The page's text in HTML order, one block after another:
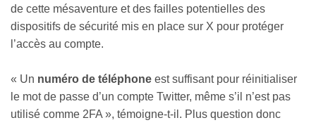
de cette mésaventure et des failles potentielles des
dispositifs de sécurité mis en place sur X pour protéger
l’accès au compte.
« Un numéro de téléphone est suffisant pour réinitialiser
le mot de passe d’un compte Twitter, même s’il n’est pas
utilisé comme 2FA », témoigne-t-il. Plus question donc